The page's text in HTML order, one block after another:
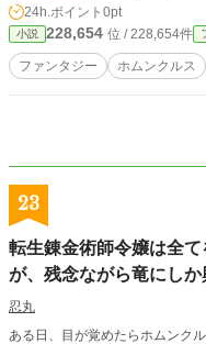
24h.ポイント 0pt
小説 228,654 位 / 228,654件
ファンタジー ホムンクルス
23
転生錬金術師令嬢は全
が、残念ながら竜にしか
忍丸
ある日、目が覚めたらホムンクル